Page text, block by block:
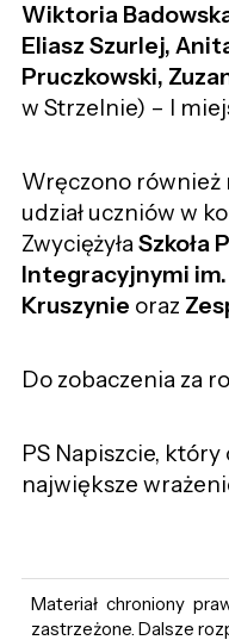
Wiktoria
Eliasz Szurlej,
Pruczkowski,
w Strzelnie) – I
Wręczono również
udział uczniów w
ZwyciężyłaSzkoła
Integracyjnymi
Kruszynie oraz
Do zobaczenia za
PS Napiszcie,
największe
Materiał chroniony
zastrzeżone. Dalsze